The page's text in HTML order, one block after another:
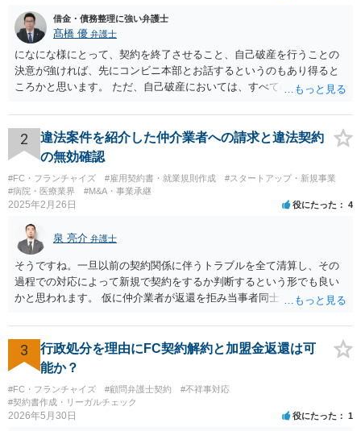
借金・債務整理に強い弁護士
髙橋 優 弁護士
になにな様にとって、契約を終了させること、自己破産を行うことの
決意が強ければ、先にコンビニ本部とお話するというのもあり得ると
ころかと思います。 ただ、自己破産においては、すべての債権者を公
扱うことが出来ないという点や財産の移転内容や時期によっては取り
戻す必要が出てくる等一定のリスクもございますので、もし契約を継
続するという選択肢がおありであれば、先に自己破産の相談というの
が適切かと思われます。 契約解約のご意思が固いところであれば、リ
スクを踏まえて進むしかないかと思いますので、本部との話が先であ
っても問題ないかと思います。
2
違法案件を紹介した仲介業者への請求と違法契約
の無効確認
#FC・フランチャイズ #雇用契約書・就業規則作成
#スタートアップ・新規事業
#病院・医療業界
#M&A・事業承継
2025年2月26日 役にたった 4
泉 亮介 弁護士
そうですね。一旦以前の契約関係に伴うトラブルを全て清算し、その
過程での対応によって新規で契約をするか判断するという形でも良い
かと思われます。 仮に仲介業者が返還を拒み当事者同士での解決が困
3
行政処分を理由にFC契約解約と加盟金返還は可
能か？
#FC・フランチャイズ #顧問弁護士契約
#不祥事対応
#契約書作成・リーガルチェック
2026年5月30日 役にたった 1